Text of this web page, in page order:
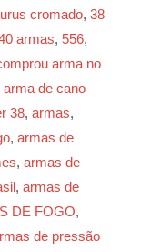
cromado, 38
armas, 556,
arma no
arma de cano
38, armas,
, armas de
, armas de
, armas de
DE FOGO,
de pressão